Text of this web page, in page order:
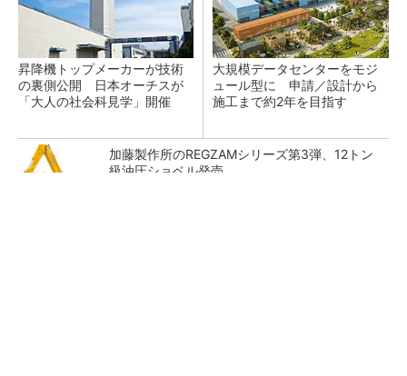
昇降機トップメーカーが技術
の裏側公開 日本オーチスが
「大人の社会科見学」開催
大規模データセンターをモジ
ュール型に 申請／設計から
施工まで約2年を目指す
加藤製作所のREGZAMシリーズ第3弾、12トン
級油圧ショベル発売